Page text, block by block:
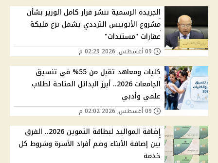
الجريدة الرسمية تنشر قرار كامل الوزير بشأن
مشروع الأتوبيس الترددي يشمل نزع مليكة
عقارات "مستندات"
كليات ومعاهد تقبل من 55% في تنسيق
الجامعات 2026.. أبرز البدائل المتاحة لطلاب
علمي وأدبي
إضافة المواليد لبطاقة التموين 2026.. الفرق
بين إضافة الأبناء وضم أفراد الأسرة وشروط كل
خدمة